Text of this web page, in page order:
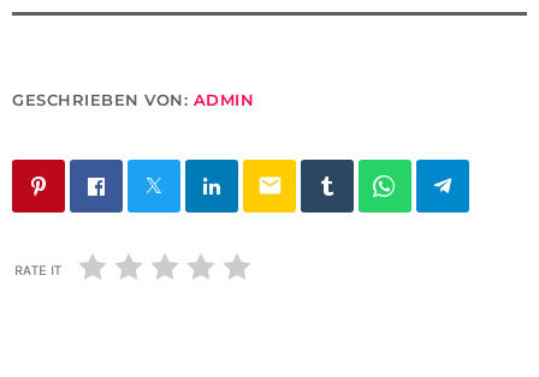
GESCHRIEBEN VON: ADMIN
email
RATE IT